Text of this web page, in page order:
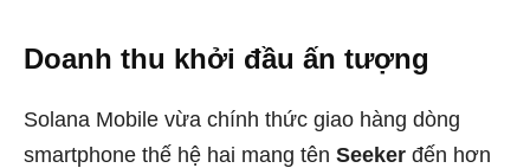
Doanh thu khởi đầu ấn tượng
Solana Mobile vừa chính thức giao hàng dòng
smartphone thế hệ hai mang tên Seeker đến hơn